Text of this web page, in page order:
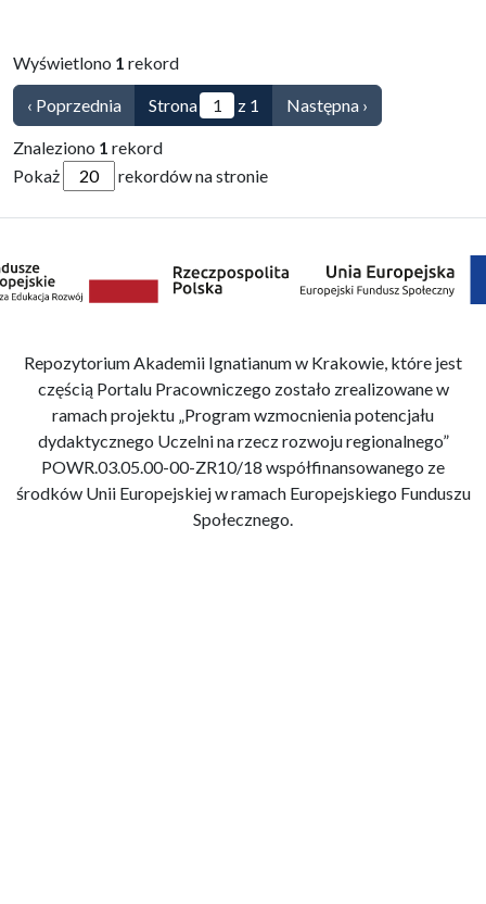
Wyświetlono 1 rekord
‹ Poprzednia Strona z 1 Następna ›
Znaleziono 1 rekord
Pokaż
rekordów na stronie
Repozytorium Akademii Ignatianum w Krakowie, które jest
częścią Portalu Pracowniczego zostało zrealizowane w
ramach projektu „Program wzmocnienia potencjału
dydaktycznego Uczelni na rzecz rozwoju regionalnego”
POWR.03.05.00-00-ZR10/18 współfinansowanego ze
środków Unii Europejskiej w ramach Europejskiego Funduszu
Społecznego.